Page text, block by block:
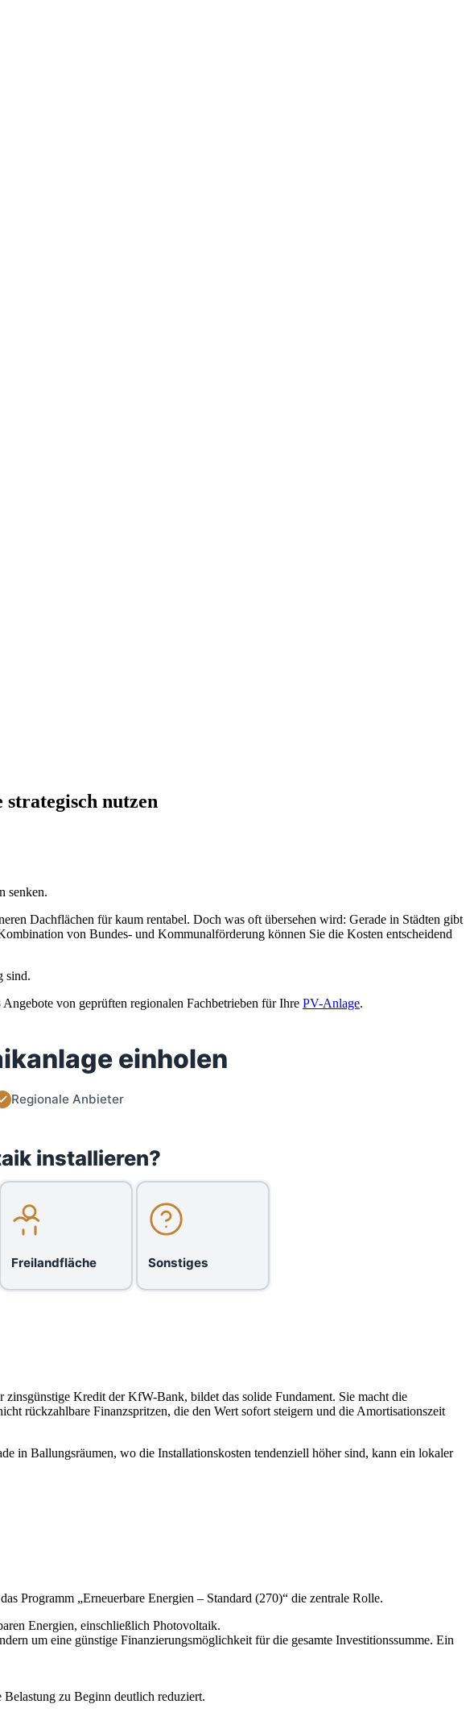
nutzen
senken.
Dachflächen für kaum rentabel. Doch was oft übersehen wird: Gerade in Städten gibt
von Bundes- und Kommunalförderung können Sie die Kosten entscheidend
sind.
von geprüften regionalen Fachbetrieben für Ihre PV-Anlage.
einholen
Regionale Anbieter
installieren?
Freilandfläche Sonstiges
Kredit der KfW-Bank, bildet das solide Fundament. Sie macht die
rückzahlbare Finanzspritzen, die den Wert sofort steigern und die Amortisationszeit
in Ballungsräumen, wo die Installationskosten tendenziell höher sind, kann ein lokaler
Programm „Erneuerbare Energien – Standard (270)“ die zentrale Rolle.
Energien, einschließlich Photovoltaik.
um eine günstige Finanzierungsmöglichkeit für die gesamte Investitionssumme. Ein
zu Beginn deutlich reduziert.